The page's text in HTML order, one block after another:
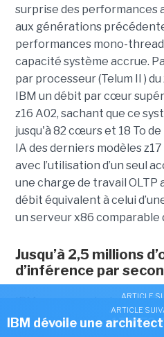
ARTICLE
Pour l'IA, la Caisse
ARTICLE
IBM pousse ses z17
surprise des performances
aux générations
performances mono-
capacité système accrue.
par processeur (Telum II )
IBM un débit par cœur
z16 A02, sachant que ce
jusqu'à 82 cœurs et 18 To
IA des derniers modèles
avec l’utilisation d’un seul
une charge de travail OLTP
débit équivalent à celui
un serveur x86 comparable
Jusqu’à 2,5 millions
d’inférence par
IBM annonce ainsi une
atteignant jusqu’à 2,5
ARTICLE
IBM dévoile une